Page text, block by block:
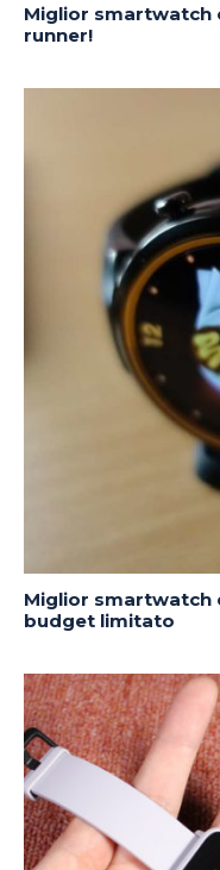
Miglior smartwatch
runner!
Miglior smartwatch
budget limitato